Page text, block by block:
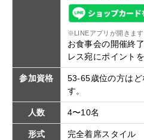
※LINEアプリが開きます
お食事会の開催終
レス宛にポイント
参加資格
53-65歳位の方はど
す。
人数 4〜10名
形式 完全着席スタイル